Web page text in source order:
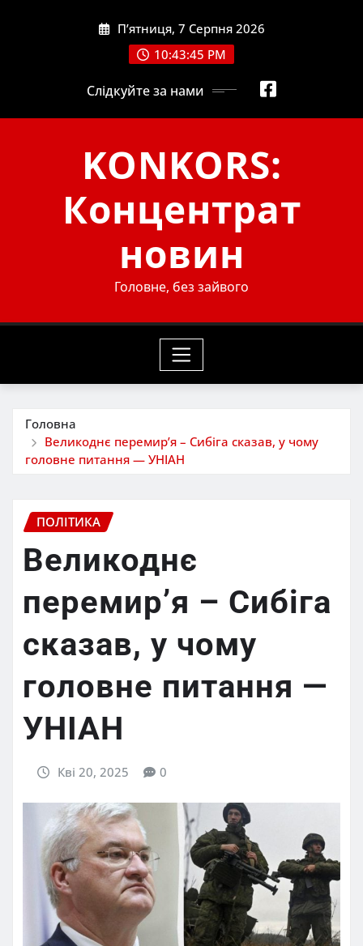
П’ятниця, 7 Серпня 2026
10:43:47 PM
Слідкуйте за нами
KONKORS:
Концентрат
новин
Головне, без зайвого
Головна
Великоднє перемир’я – Сибіга сказав, у чому
головне питання — УНІАН
ПОЛІТИКА
Великоднє
перемир’я – Сибіга
сказав, у чому
головне питання —
УНІАН
Кві 20, 2025 0